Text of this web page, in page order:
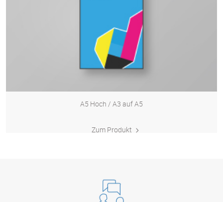
A5 Hoch / A3 auf A5
Zum Produkt